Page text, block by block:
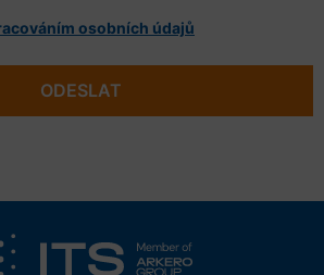
osobních údajů
ODESLAT